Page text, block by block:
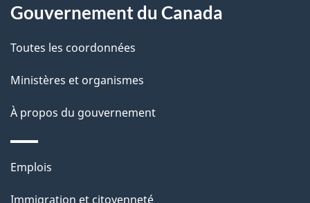
i
l
s
d
e
l
propos
de
ce
site
Gouvernement du Canada
Toutes les coordonnées
Ministères et organismes
À propos du gouvernement
Thèmes
Emplois
Immigration et citoyenneté